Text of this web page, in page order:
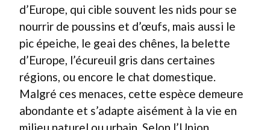
d’Europe, qui cible souvent les nids pour se
nourrir de poussins et d’œufs, mais aussi le
pic épeiche, le geai des chênes, la belette
d’Europe, l’écureuil gris dans certaines
régions, ou encore le chat domestique.
Malgré ces menaces, cette espèce demeure
abondante et s’adapte aisément à la vie en
milieu naturel ou urbain. Selon l’Union